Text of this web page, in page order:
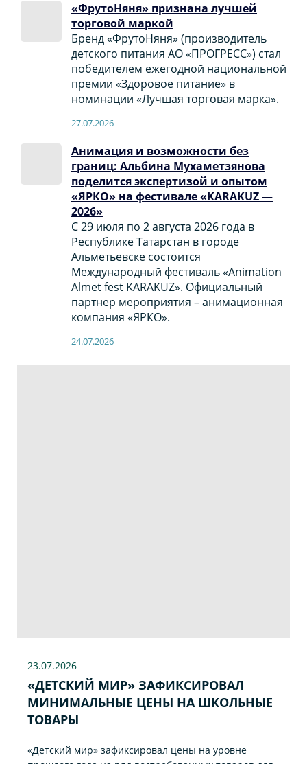
«ФрутоНяня» признана лучшей
торговой маркой
Бренд «ФрутоНяня» (производитель
детского питания АО «ПРОГРЕСС») стал
победителем ежегодной национальной
премии «Здоровое питание» в
номинации «Лучшая торговая марка».
27.07.2026
Анимация и возможности без
границ: Альбина Мухаметзянова
поделится экспертизой и опытом
«ЯРКО» на фестивале «KARAKUZ —
2026»
С 29 июля по 2 августа 2026 года в
Республике Татарстан в городе
Альметьевске состоится
Международный фестиваль «Animation
Almet fest KARAKUZ». Официальный
партнер мероприятия – анимационная
компания «ЯРКО».
24.07.2026
23.07.2026
«ДЕТСКИЙ МИР» ЗАФИКСИРОВАЛ
МИНИМАЛЬНЫЕ ЦЕНЫ НА ШКОЛЬНЫЕ
ТОВАРЫ
«Детский мир» зафиксировал цены на уровне